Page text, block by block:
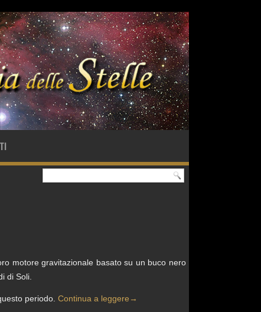
motore gravitazionale basato su un buco nero
di Soli.
periodo. Continua a leggere →